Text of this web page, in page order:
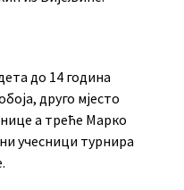
до 14 година
друго мјесто
а треће Марко
учесници турнира